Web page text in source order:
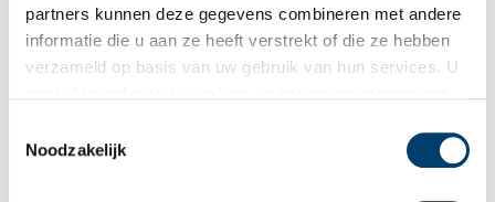
partners kunnen deze gegevens combineren met andere
informatie die u aan ze heeft verstrekt of die ze hebben
verzameld op basis van uw gebruik van hun services. U
Noodzakelijk
Auteur:Fransje KuyvenhovenGa terug naar de overzichtspagina
van de derde Dag van de Amsterdamse Geschiedenis.